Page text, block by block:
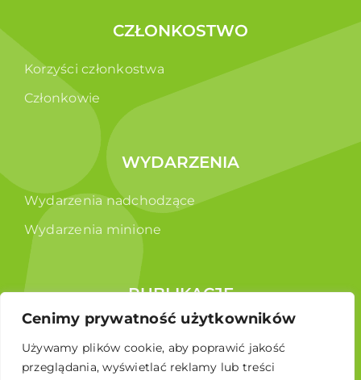
Cenimy prywatność użytkowników
Używamy plików cookie, aby poprawić jakość
przeglądania, wyświetlać reklamy lub treści
CZŁONKOSTWO
Korzyści członkostwa
Członkowie
WYDARZENIA
Wydarzenia nadchodzące
Wydarzenia minione
PUBLIKACJE
Raporty
Broszura edukacyjna